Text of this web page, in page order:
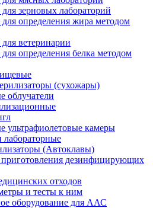
зерновых лабораторий
определения жира методом
ветеринарии
определения белка методом
(сухожары)
облучатели
ультрафиолетовые камеры
(Автоклавы)
дезинфицирующих
отходов
и тесты к ним
оборудование для ААС